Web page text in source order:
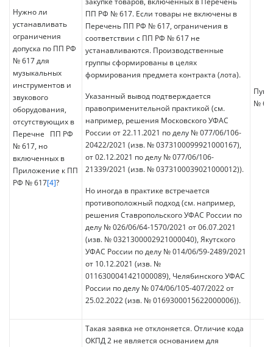
Нужно ли
устанавливать
ограничения
допуска по ПП РФ
№ 617 для
музыкальных
инструментов и
звукового
оборудования,
отсутствующих в
Перечне ПП РФ
№ 617, но
включенных в
Приложение к ПП
РФ № 617[4]?
ПП РФ № 617. Если товары не включены в
Перечень ПП РФ № 617, ограничения в
соответствии с ПП РФ № 617 не
устанавливаются. Производственные
группы сформированы в целях
формирования предмета контракта (лота).
Указанный вывод подтверждается
правоприменительной практикой (см.
например, решения Московского УФАС
России от 22.11.2021 по делу № 077/06/106-
20422/2021 (изв. № 0373100099921000167),
от 02.12.2021 по делу № 077/06/106-
21339/2021 (изв. № 0373100039021000012)).
Но иногда в практике встречается
противоположный подход (см. например,
решения Ставропольского УФАС России по
делу № 026/06/64-1570/2021 от 06.07.2021
(изв. № 0321300002921000040), Якутского
УФАС России по делу № 014/06/59-2489/2021
от 10.12.2021 (изв. №
0116300041421000089), Челябинского УФАС
России по делу № 074/06/105-407/2022 от
25.02.2022 (изв. № 0169300015622000006)).
№
Такая заявка не отклоняется. Отличие кода
ОКПД 2 не является основанием для